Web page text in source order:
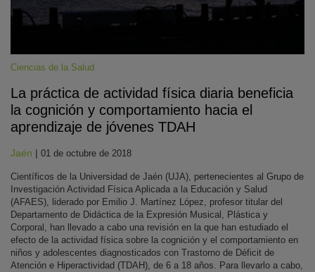
Ciencias de la Salud
La práctica de actividad física diaria beneficia
la cognición y comportamiento hacia el
aprendizaje de jóvenes TDAH
Jaén | 01 de octubre de 2018
Científicos de la Universidad de Jaén (UJA), pertenecientes al Grupo de
Investigación Actividad Física Aplicada a la Educación y Salud
(AFAES), liderado por Emilio J. Martínez López, profesor titular del
Departamento de Didáctica de la Expresión Musical, Plástica y
Corporal, han llevado a cabo una revisión en la que han estudiado el
efecto de la actividad física sobre la cognición y el comportamiento en
niños y adolescentes diagnosticados con Trastorno de Déficit de
Atención e Hiperactividad (TDAH), de 6 a 18 años. Para llevarlo a cabo,